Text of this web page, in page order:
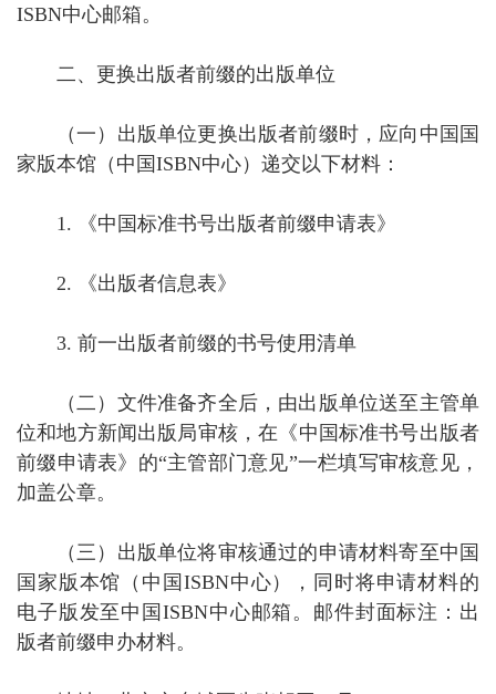
ISBN中心邮箱。
二、更换出版者前缀的出版单位
（一）出版单位更换出版者前缀时，应向中国国
家版本馆（中国ISBN中心）递交以下材料：
1. 《中国标准书号出版者前缀申请表》
2. 《出版者信息表》
3. 前一出版者前缀的书号使用清单
（二）文件准备齐全后，由出版单位送至主管单
位和地方新闻出版局审核，在《中国标准书号出版者
前缀申请表》的“主管部门意见”一栏填写审核意见，
加盖公章。
（三）出版单位将审核通过的申请材料寄至中国
国家版本馆（中国ISBN中心），同时将申请材料的
电子版发至中国ISBN中心邮箱。邮件封面标注：出
版者前缀申办材料。